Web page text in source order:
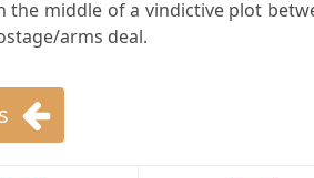
the middle of a vindictive plot
arms deal.